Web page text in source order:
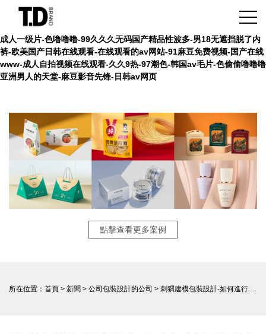
成人一级片-色噜噜噜-99久久久无码国产精品性波多-男18无遮挡脱了内
裤-欧美国产日韩在线观看-在线观看的av网站-91麻豆免费视频-国产在线
www-成人自拍视频在线观看-久久9热-97潮色-韩国av毛片-色偷偷噜噜噜
亚洲男人的天堂-麻豆影音先锋-日韩av网页
點擊查看更多案例
所在位置： 首頁 > 新聞 > 公司包裝設計的公司 > 刺猬建模包裝設計-如何進行最佳刺猬建模包裝設計？